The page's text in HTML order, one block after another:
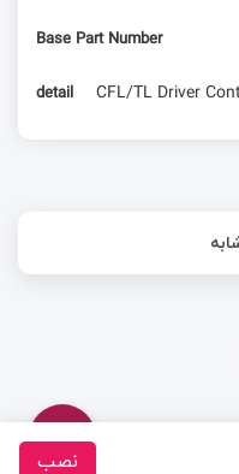
Base Part Number
detail CFL/TL Driver
نصب